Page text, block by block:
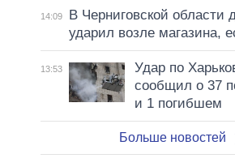
14:09
В Черниговской области
ударил возле магазина,
13:53
Удар по
сообщил о 37
и 1 погибшем
Больше новостей